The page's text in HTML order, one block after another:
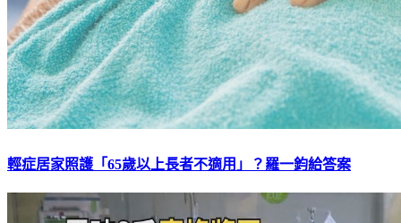
輕症居家照護「65歲以上長者不適用」？羅一鈞給答案